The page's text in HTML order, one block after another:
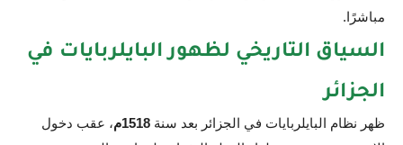
مباشرًا.
السياق التاريخي لظهور البايلربايات في
الجزائر
ظهر نظام البايلربايات في الجزائر بعد سنة1518م ، عقب دخول